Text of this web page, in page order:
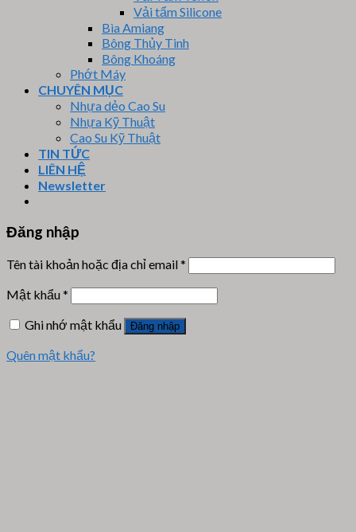
Vải tẩm Silicone
Bìa Amiang
Bông Thủy Tinh
Bông Khoáng
Phớt Máy
CHUYÊN MỤC
Nhựa dẻo Cao Su
Nhựa Kỹ Thuật
Cao Su Kỹ Thuật
TIN TỨC
LIÊN HỆ
Newsletter
Đăng nhập
Tên tài khoản hoặc địa chỉ email*
Mật khẩu*
Ghi nhớ mật khẩu
Đăng nhập
Quên mật khẩu?